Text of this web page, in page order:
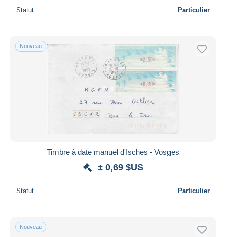
Statut Particulier
Nouveau
Timbre à date manuel d'Isches - Vosges
± 0,69 $US
Statut Particulier
Nouveau